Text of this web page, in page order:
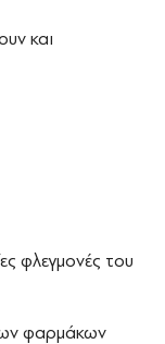
και
φλεγμονές του
φαρμάκων